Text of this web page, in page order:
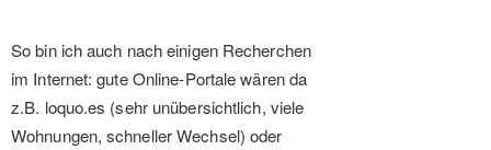
So bin ich auch nach einigen Recherchen
im Internet: gute Online-Portale wären da
z.B. loquo.es (sehr unübersichtlich, viele
Wohnungen, schneller Wechsel) oder